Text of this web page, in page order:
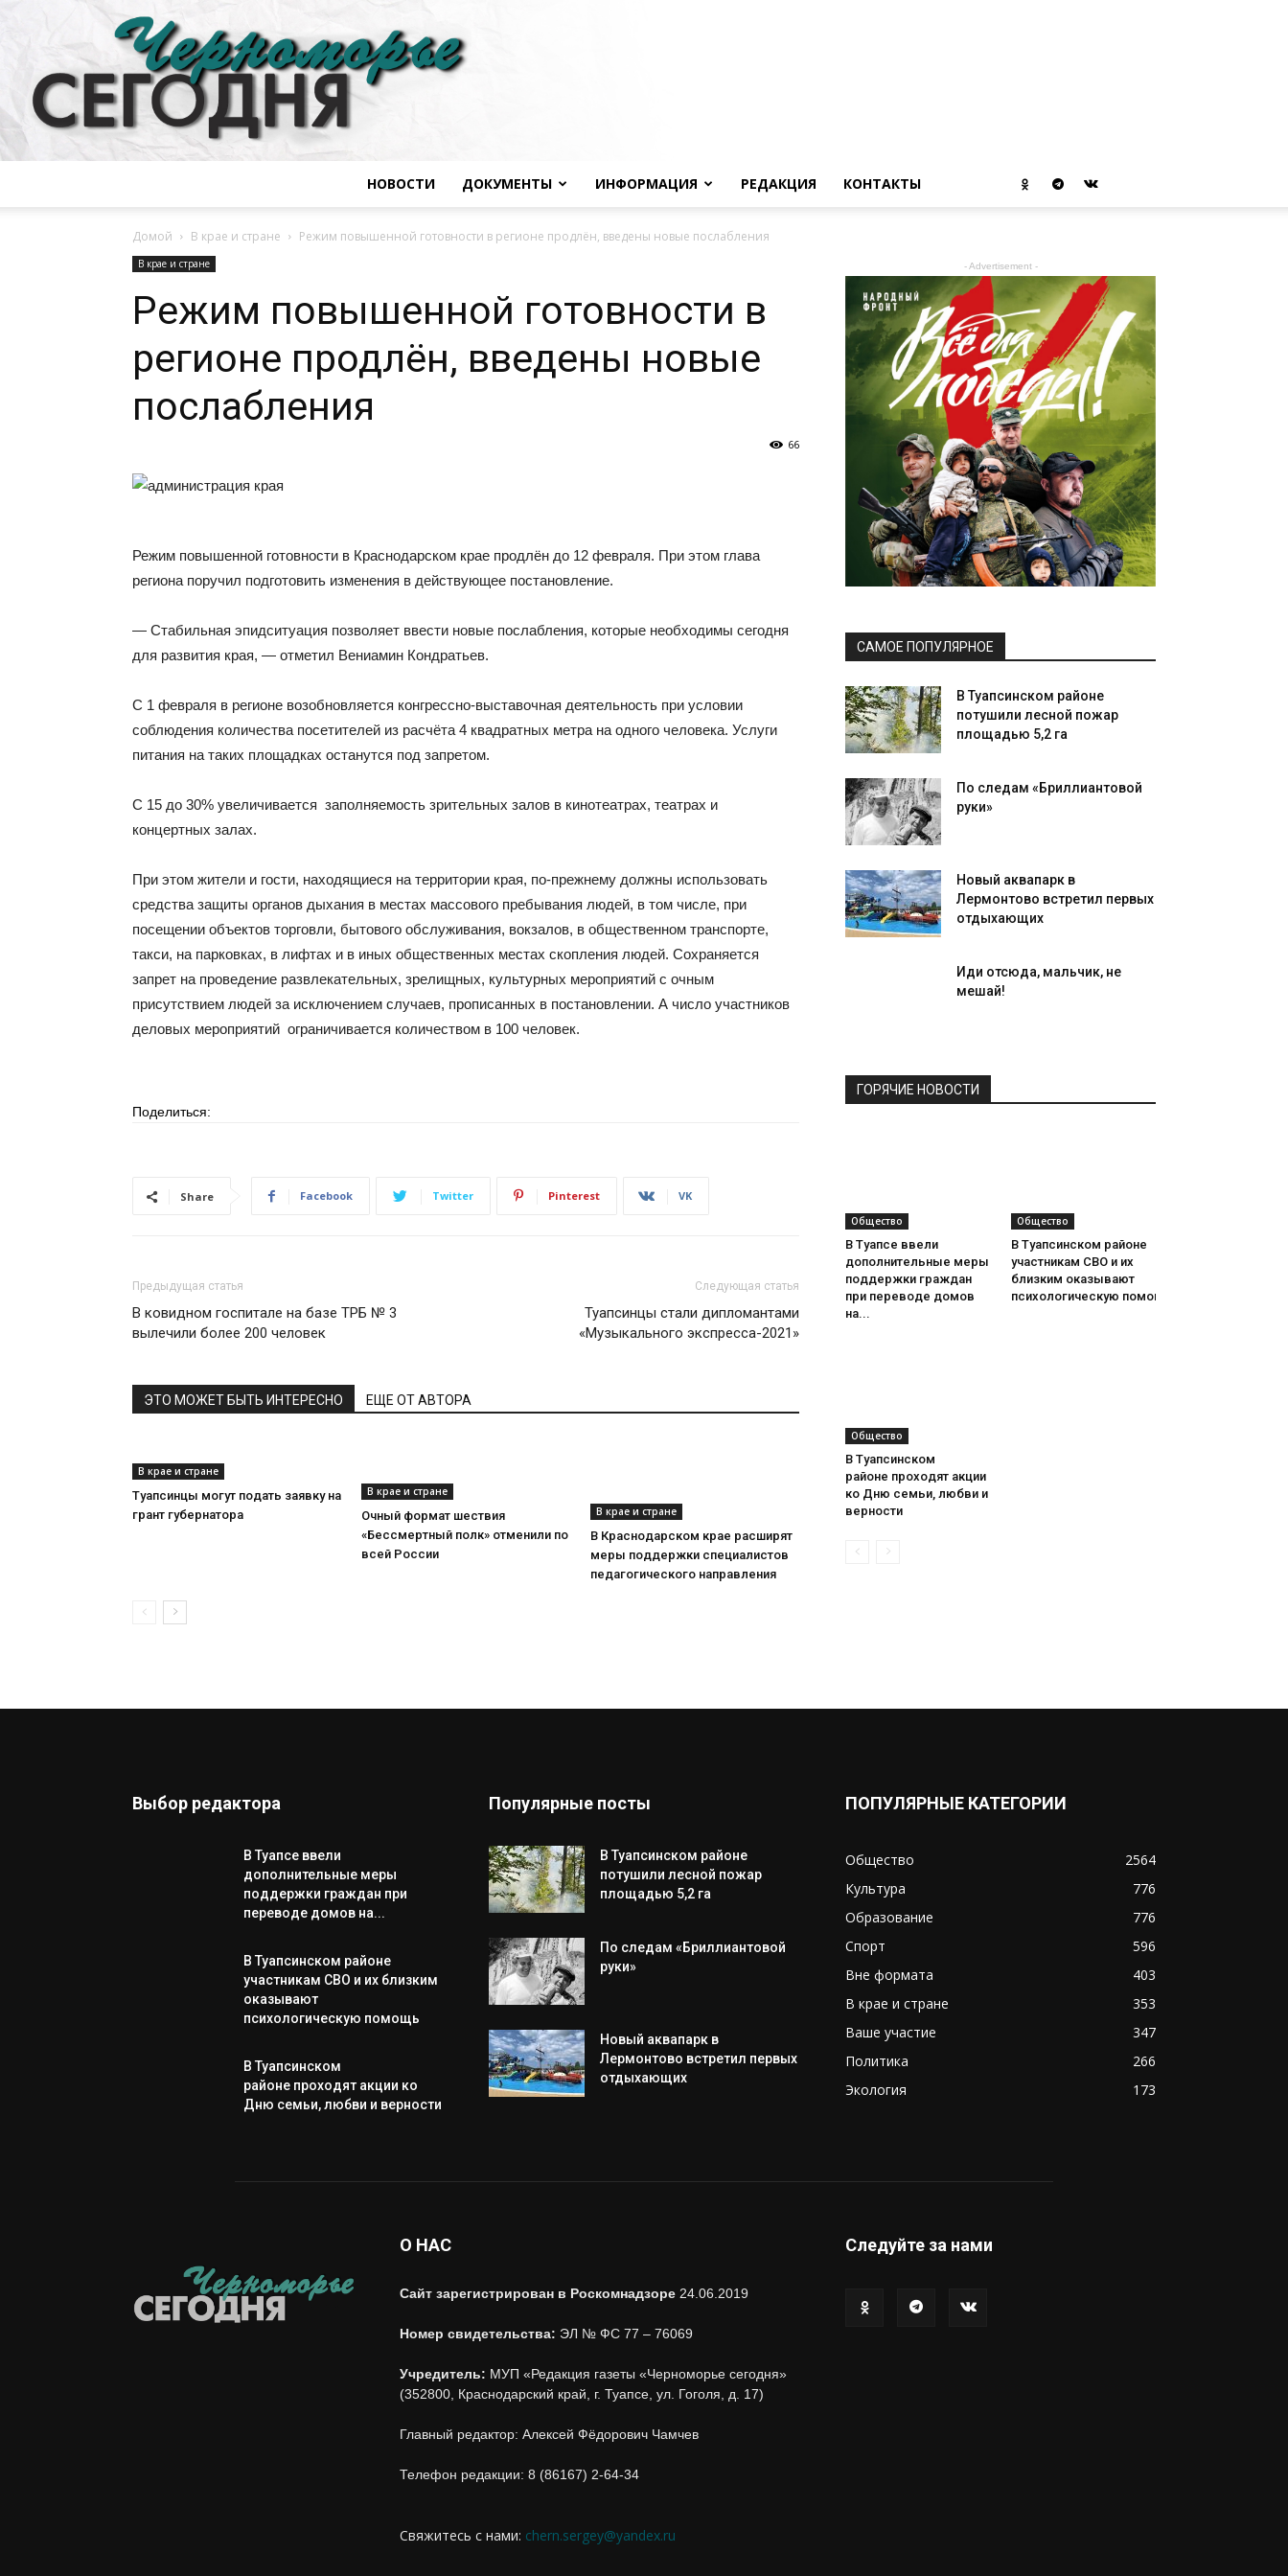
НОВОСТИ ДОКУМЕНТЫ ИНФОРМАЦИЯ РЕДАКЦИЯ КОНТАКТЫ
Домой В крае и стране Режим повышенной готовности в регионе продлён, введены новые послабления
В крае и стране
Режим повышенной готовности в
регионе продлён, введены новые
послабления
66
Режим повышенной готовности в Краснодарском крае продлён до 12 февраля. При этом глава
региона поручил подготовить изменения в действующее постановление.
— Стабильная эпидситуация позволяет ввести новые послабления, которые необходимы сегодня
для развития края, — отметил Вениамин Кондратьев.
С 1 февраля в регионе возобновляется конгрессно-выставочная деятельность при условии
соблюдения количества посетителей из расчёта 4 квадратных метра на одного человека. Услуги
питания на таких площадках останутся под запретом.
С 15 до 30% увеличивается заполняемость зрительных залов в кинотеатрах, театрах и
концертных залах.
При этом жители и гости, находящиеся на территории края, по-прежнему должны использовать
средства защиты органов дыхания в местах массового пребывания людей, в том числе, при
посещении объектов торговли, бытового обслуживания, вокзалов, в общественном транспорте,
такси, на парковках, в лифтах и в иных общественных местах скопления людей. Сохраняется
запрет на проведение развлекательных, зрелищных, культурных мероприятий с очным
присутствием людей за исключением случаев, прописанных в постановлении. А число участников
деловых мероприятий ограничивается количеством в 100 человек.
Поделиться:
Share Facebook Twitter Pinterest VK
Предыдущая статья
В ковидном госпитале на базе ТРБ № 3
вылечили более 200 человек
Следующая статья
Туапсинцы стали дипломантами
«Музыкального экспресса-2021»
ЭТО МОЖЕТ БЫТЬ ИНТЕРЕСНО ЕЩЕ ОТ АВТОРА
В крае и стране
Туапсинцы могут подать заявку на
грант губернатора
В крае и стране
Очный формат шествия
«Бессмертный полк» отменили по
всей России
В крае и стране
В Краснодарском крае расширят
меры поддержки специалистов
педагогического направления
- Advertisement -
САМОЕ ПОПУЛЯРНОЕ
В Туапсинском районе
потушили лесной пожар
площадью 5,2 га
По следам «Бриллиантовой
руки»
Новый аквапарк в
Лермонтово встретил первых
отдыхающих
Иди отсюда, мальчик, не
мешай!
ГОРЯЧИЕ НОВОСТИ
Общество
В Туапсе ввели
дополнительные меры
поддержки граждан
при переводе домов
на...
Общество
В Туапсинском районе
участникам СВО и их
близким оказывают
психологическую помощь
Общество
В Туапсинском
районе проходят акции
ко Дню семьи, любви и
верности
Выбор редактора
В Туапсе ввели
дополнительные меры
поддержки граждан при
переводе домов на...
В Туапсинском районе
участникам СВО и их близким
оказывают
психологическую помощь
В Туапсинском
районе проходят акции ко
Дню семьи, любви и верности
Популярные посты
В Туапсинском районе
потушили лесной пожар
площадью 5,2 га
По следам «Бриллиантовой
руки»
Новый аквапарк в
Лермонтово встретил первых
отдыхающих
ПОПУЛЯРНЫЕ КАТЕГОРИИ
Общество
2564
Культура
776
Образование
776
Спорт
596
Вне формата
403
В крае и стране
353
Ваше участие
347
Политика
266
Экология
173
О НАС
Сайт зарегистрирован в Роскомнадзоре 24.06.2019
Номер свидетельства: ЭЛ № ФС 77 – 76069
Учредитель: МУП «Редакция газеты «Черноморье сегодня»
(352800, Краснодарский край, г. Туапсе, ул. Гоголя, д. 17)
Главный редактор: Алексей Фёдорович Чамчев
Телефон редакции: 8 (86167) 2-64-34
Свяжитесь с нами: chern.sergey@yandex.ru
Следуйте за нами